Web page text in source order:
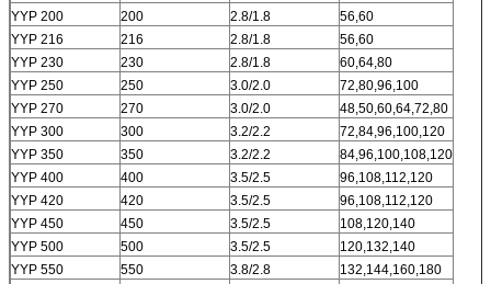
YYP 200
200 2.8/1.8
56,60
YYP 216
216 2.8/1.8
56,60
YYP 230
230 2.8/1.8
60,64,80
YYP 250
250 3.0/2.0
72,80,96,100
YYP 270
270 3.0/2.0
48,50,60,64,72,80
YYP 300
300 3.2/2.2
72,84,96,100,120
YYP 350
350 3.2/2.2
84,96,100,108,120
YYP 400
400 3.5/2.5
96,108,112,120
YYP 420
420 3.5/2.5
96,108,112,120
YYP 450
450 3.5/2.5
108,120,140
YYP 500
500 3.5/2.5
120,132,140
YYP 550
550 3.8/2.8
132,144,160,180